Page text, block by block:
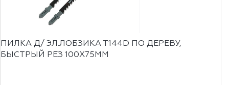
ПИЛКА Д/ ЭЛ.ЛОБЗИКА Т144D ПО ДЕРЕВУ,
БЫСТРЫЙ РЕЗ 100Х75ММ